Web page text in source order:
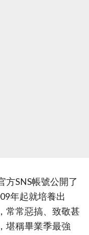
方SNS帳號公開了
年起就培養出
常常惡搞、致敬甚
堪稱畢業季最強